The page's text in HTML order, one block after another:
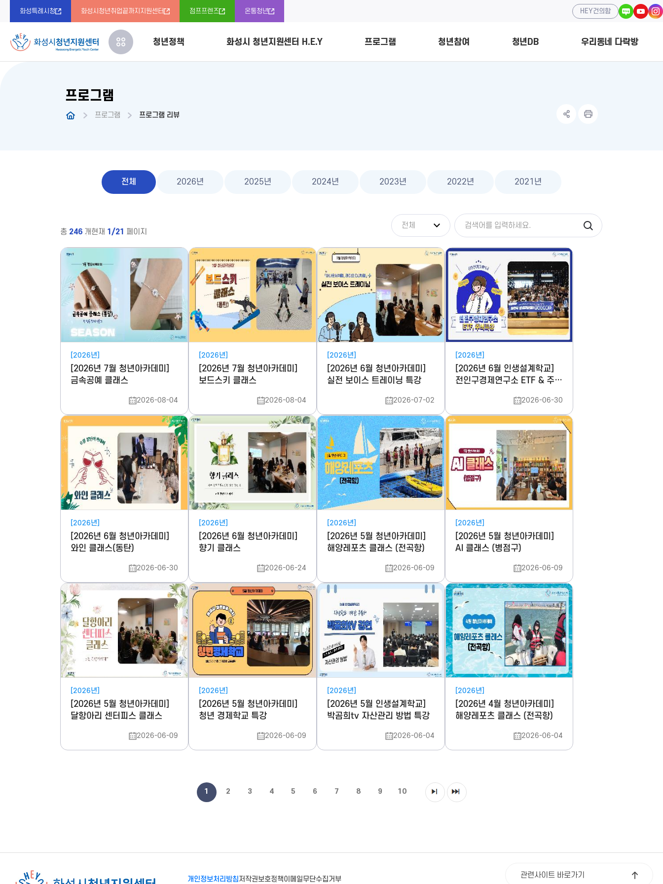
화성특례시청 화성시청년취업끝까지지원센터 점프프렌즈 온통청년 HEY건의함
청년정책 화성시 청년지원센터 H.E.Y 프로그램 청년참여 청년DB 우리동네 다락방
프로그램
프로그램 프로그램 리뷰
전체 2026년 2025년 2024년 2023년 2022년 2021년
총 246 개현재 1/21 페이지
[2026년]
[2026년 7월 청년아카데미]
금속공예 클래스
2026-08-04
[2026년]
[2026년 7월 청년아카데미]
보드스키 클래스
2026-08-04
[2026년]
[2026년 6월 청년아카데미]
실전 보이스 트레이닝 특강
2026-07-02
[2026년]
[2026년 6월 인생설계학교]
전인구경제연구소 ETF & 주식
2026-06-30
[2026년]
[2026년 6월 청년아카데미]
와인 클래스(동탄)
2026-06-30
[2026년]
[2026년 6월 청년아카데미]
향기 클래스
2026-06-24
[2026년]
[2026년 5월 청년아카데미]
해양레포츠 클래스 (전곡항)
2026-06-09
[2026년]
[2026년 5월 청년아카데미]
AI 클래스 (병점구)
2026-06-09
[2026년]
[2026년 5월 청년아카데미]
달항아리 센터피스 클래스
2026-06-09
[2026년]
[2026년 5월 청년아카데미]
청년 경제학교 특강
2026-06-09
[2026년]
[2026년 5월 인생설계학교]
박곰희tv 자산관리 방법 특강
2026-06-04
[2026년]
[2026년 4월 청년아카데미]
해양레포츠 클래스 (전곡항)
2026-06-04
1 2 3 4 5 6 7 8 9 10
개인정보처리방침저작권보호정책이메일무단수집거부 관련사이트 바로가기